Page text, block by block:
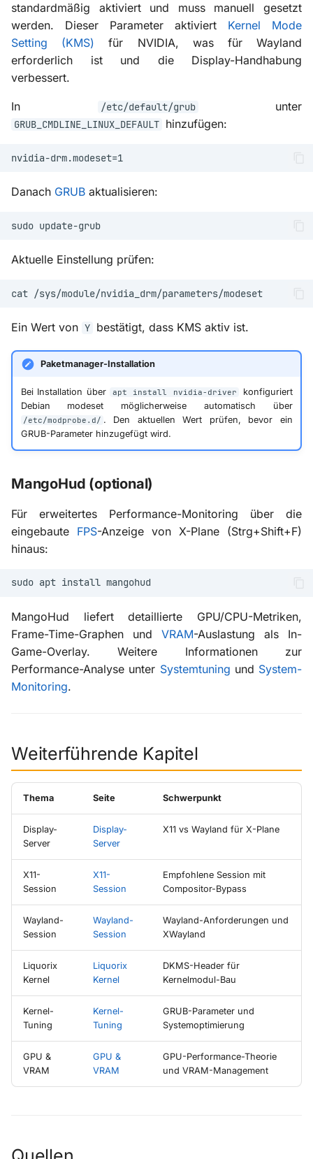
standardmäßig aktiviert und muss manuell gesetzt
werden. Dieser Parameter aktiviert Kernel Mode
Setting (KMS) für NVIDIA, was für Wayland
erforderlich ist und die Display-Handhabung
verbessert.
In /etc/default/grub unter
GRUB_CMDLINE_LINUX_DEFAULT hinzufügen:
Danach GRUB aktualisieren:
sudo
Aktuelle Einstellung prüfen:
cat
Ein Wert von Y bestätigt, dass KMS aktiv ist.
Paketmanager-Installation
Bei Installation über apt install nvidia-driver
konfiguriert
Debian modeset möglicherweise automatisch über
/etc/modprobe.d/ . Den aktuellen Wert prüfen, bevor ein
GRUB-Parameter hinzugefügt wird.
MangoHud (optional)
Für erweitertes Performance-Monitoring über die
eingebaute FPS-Anzeige von X-Plane (Strg+Shift+F)
hinaus:
sudo apt install
MangoHud liefert detaillierte GPU/CPU-Metriken,
Frame-Time-Graphen und VRAM-Auslastung als In-
Game-Overlay. Weitere Informationen zur
Performance-Analyse unter Systemtuning und System-
Monitoring.
Weiterführende Kapitel
Thema Seite Schwerpunkt
Display-
Server
Display-
Server
X11 vs Wayland für X-Plane
X11-
Session
X11-
Session
Empfohlene Session mit
Compositor-Bypass
Wayland-
Session
Wayland-
Session
Wayland-Anforderungen und
XWayland
Liquorix
Kernel
Liquorix
Kernel
DKMS-Header für
Kernelmodul-Bau
Kernel-
Tuning
Kernel-
Tuning
GRUB-Parameter und
Systemoptimierung
GPU &
VRAM
GPU &
VRAM
GPU-Performance-Theorie
und VRAM-Management